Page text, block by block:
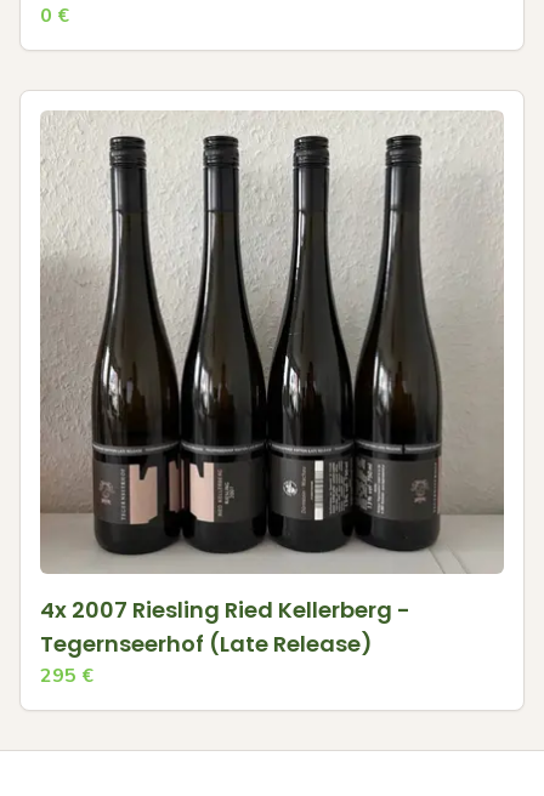
0 €
4x 2007 Riesling Ried Kellerberg -
Tegernseerhof (Late Release)
295 €